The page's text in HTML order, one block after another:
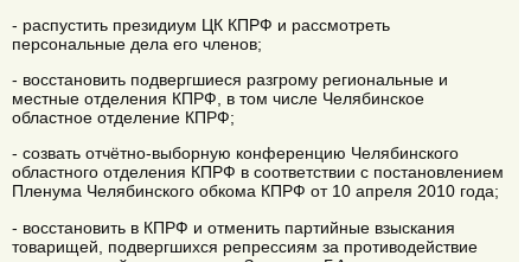
- распустить президиум ЦК КПРФ и рассмотреть
персональные дела его членов;
- восстановить подвергшиеся разгрому региональные и
местные отделения КПРФ, в том числе Челябинское
областное отделение КПРФ;
- созвать отчётно-выборную конференцию Челябинского
областного отделения КПРФ в соответствии с постановлением
Пленума Челябинского обкома КПРФ от 10 апреля 2010 года;
- восстановить в КПРФ и отменить партийные взыскания
товарищей, подвергшихся репрессиям за противодействие